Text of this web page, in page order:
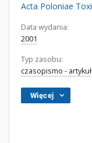
Acta Poloniae
Data wydania:
2001
Typ zasobu:
czasopismo - artykuł
Więcej